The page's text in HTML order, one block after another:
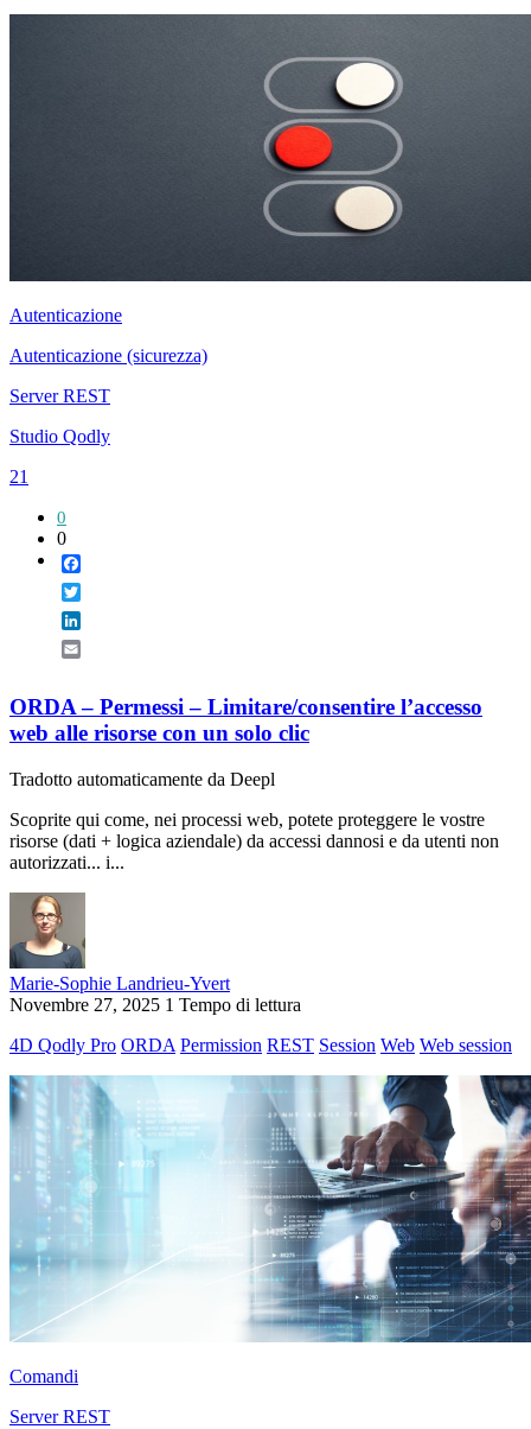
Autenticazione
Autenticazione (sicurezza)
Server REST
Studio Qodly
21
0
0
ORDA – Permessi – Limitare/consentire l’accesso
web alle risorse con un solo clic
Tradotto automaticamente da Deepl
Scoprite qui come, nei processi web, potete proteggere le vostre
risorse (dati + logica aziendale) da accessi dannosi e da utenti non
autorizzati... i...
Marie-Sophie Landrieu-Yvert
Novembre 27, 2025 1 Tempo di lettura
4D Qodly Pro ORDA Permission REST Session Web Web session
Comandi
Server REST